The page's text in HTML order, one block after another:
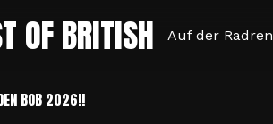
OF BRITISH Auf der
BOB 2026!!